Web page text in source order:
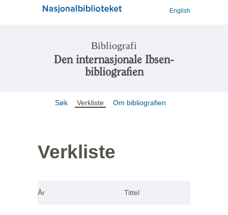
English
Bibliografi
Den internasjonale Ibsen-
bibliografien
Søk Verkliste Om bibliografien
Verkliste
År Tittel